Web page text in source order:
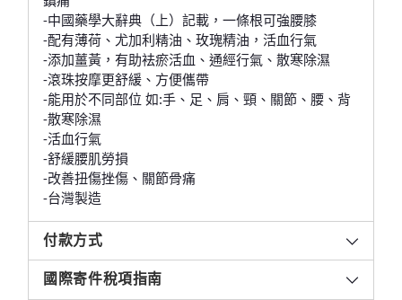
-中國藥學大辭典（上）記載，一條根可強腰膝
-配有薄荷、尤加利精油、玫瑰精油，活血行氣
-添加薑黃，有助袪瘀活血、通經行氣、散寒除濕
-滾珠按摩更舒緩、方便儶帶
-能用於不同部位 如:手、足、肩、頸、關節、腰、背
-散寒除濕
-活血行氣
-舒緩腰肌勞損
-改善扭傷挫傷、關節骨痛
-台灣製造
付款方式
國際寄件稅項指南